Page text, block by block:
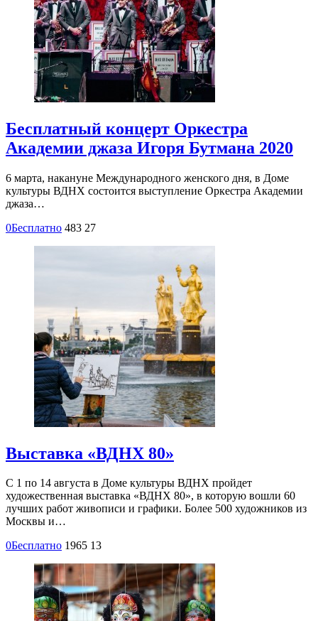
Бесплатный концерт Оркестра
Академии джаза Игоря Бутмана 2020
6 марта, накануне Международного женского дня, в Доме
культуры ВДНХ состоится выступление Оркестра Академии
джаза…
0Бесплатно 483 27
Выставка «ВДНХ 80»
С 1 по 14 августа в Доме культуры ВДНХ пройдет
художественная выставка «ВДНХ 80», в которую вошли 60
лучших работ живописи и графики. Более 500 художников из
Москвы и…
0Бесплатно 1965 13